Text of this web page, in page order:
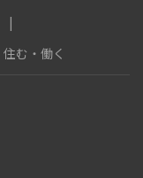
住む・働く